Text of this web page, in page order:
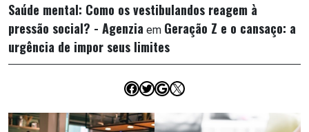
Saúde mental: Como os vestibulandos reagem à
pressão social? - Agenzia em Geração Z e o cansaço: a
urgência de impor seus limites
Facebook
Twitter
Google
X